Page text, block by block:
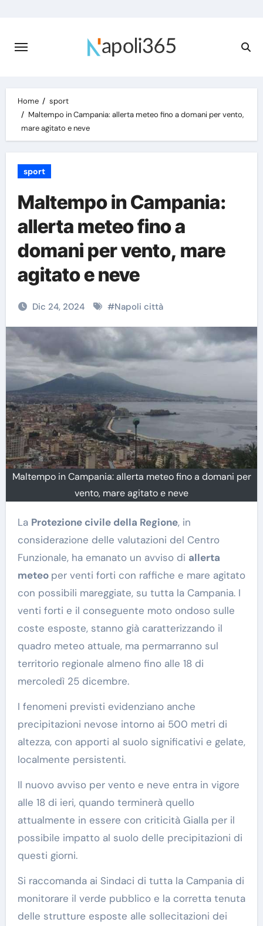
content
Home
sport
Maltempo in Campania: allerta meteo fino a domani per vento,
mare agitato e neve
sport
Maltempo in Campania:
allerta meteo fino a
domani per vento, mare
agitato e neve
Dic 24, 2024 #Napoli città
Maltempo in Campania: allerta meteo fino a domani per
vento, mare agitato e neve
La Protezione civile della Regione, in
considerazione delle valutazioni del Centro
Funzionale, ha emanato un avviso di allerta
meteo per venti forti con raffiche e mare agitato
con possibili mareggiate, su tutta la Campania. I
venti forti e il conseguente moto ondoso sulle
coste esposte, stanno già caratterizzando il
quadro meteo attuale, ma permarranno sul
territorio regionale almeno fino alle 18 di
mercoledì 25 dicembre.
I fenomeni previsti evidenziano anche
precipitazioni nevose intorno ai 500 metri di
altezza, con apporti al suolo significativi e gelate,
localmente persistenti.
Il nuovo avviso per vento e neve entra in vigore
alle 18 di ieri, quando terminerà quello
attualmente in essere con criticità Gialla per il
possibile impatto al suolo delle precipitazioni di
questi giorni.
Si raccomanda ai Sindaci di tutta la Campania di
monitorare il verde pubblico e la corretta tenuta
delle strutture esposte alle sollecitazioni dei